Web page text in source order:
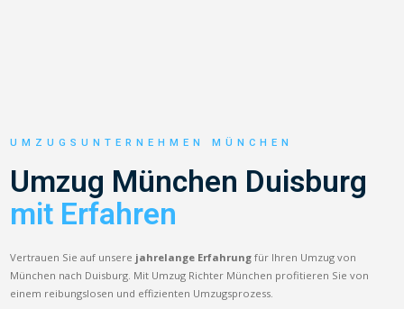
UMZUGSUNTERNEHMEN MÜNCHEN
Umzug München Duisburg
mit Erfahren
Vertrauen Sie auf unsere jahrelange Erfahrung für Ihren Umzug von
München nach Duisburg. Mit Umzug Richter München profitieren Sie von
einem reibungslosen und effizienten Umzugsprozess.